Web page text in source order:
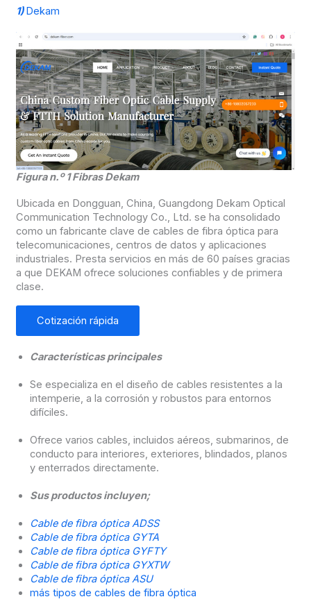
1)Dekam
Figura n.º 1 Fibras Dekam
Ubicada en Dongguan, China, Guangdong Dekam Optical
Communication Technology Co., Ltd. se ha consolidado
como un fabricante clave de cables de fibra óptica para
telecomunicaciones, centros de datos y aplicaciones
industriales. Presta servicios en más de 60 países gracias
a que DEKAM ofrece soluciones confiables y de primera
clase.
Cotización rápida
Características principales
Se especializa en el diseño de cables resistentes a la
intemperie, a la corrosión y robustos para entornos
difíciles.
Ofrece varios cables, incluidos aéreos, submarinos, de
conducto para interiores, exteriores, blindados, planos
y enterrados directamente.
Sus productos incluyen;
Cable de fibra óptica ADSS
Cable de fibra óptica GYTA
Cable de fibra óptica GYFTY
Cable de fibra óptica GYXTW
Cable de fibra óptica ASU
más tipos de cables de fibra óptica